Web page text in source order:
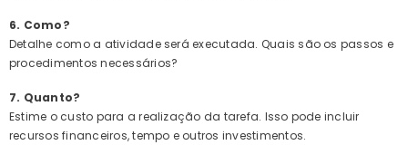
6. Como?
Detalhe como a atividade será executada. Quais são os passos e
procedimentos necessários?
7. Quanto?
Estime o custo para a realização da tarefa. Isso pode incluir
recursos financeiros, tempo e outros investimentos.